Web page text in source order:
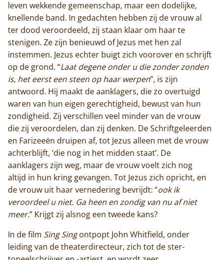
Actueel
Monnik worden
Contact
leven wekkende gemeenschap, maar een dodelijke,
knellende band. In gedachten hebben zij de vrouw al
ter dood veroordeeld, zij staan klaar om haar te
stenigen. Ze zijn benieuwd of Jezus met hen zal
instemmen. Jezus echter buigt zich voorover en schrijft
op de grond. “Laat degene onder u die zonder zonden
is, het eerst een steen op haar werpen”, is zijn
antwoord. Hij maakt de aanklagers, die zo overtuigd
waren van hun eigen gerechtigheid, bewust van hun
zondigheid. Zij verschillen veel minder van de vrouw
die zij veroordelen, dan zij denken. De Schriftgeleerden
en Farizeeën druipen af, tot Jezus alleen met de vrouw
achterblijft, ‘die nog in het midden staat’. De
aanklagers zijn weg, maar de vrouw voelt zich nog
altijd in hun kring gevangen. Tot Jezus zich opricht, en
de vrouw uit haar vernedering bevrijdt: “ook ik
veroordeel u niet. Ga heen en zondig van nu af niet
meer.” Krijgt zij alsnog een tweede kans?
In de film Sing Singontpopt John Whitfield, onder
leiding van de theaterdirecteur, zich tot de ster-